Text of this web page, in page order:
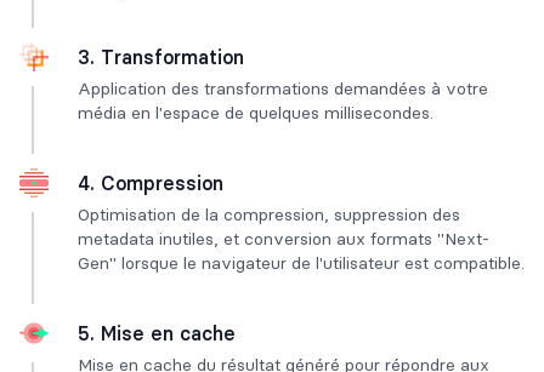
3. Transformation
Application des transformations demandées à votre
média en l'espace de quelques millisecondes.
4. Compression
Optimisation de la compression, suppression des
metadata inutiles, et conversion aux formats "Next-
Gen" lorsque le navigateur de l'utilisateur est compatible.
5. Mise en cache
Mise en cache du résultat généré pour répondre aux